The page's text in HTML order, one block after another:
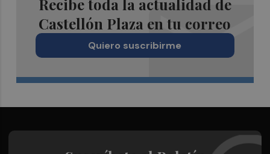
Recibe toda la actualidad de
Castellón Plaza en tu correo
Quiero suscribirme